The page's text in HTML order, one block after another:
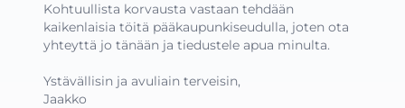
Kohtuullista korvausta vastaan tehdään
kaikenlaisia töitä pääkaupunkiseudulla, joten ota
yhteyttä jo tänään ja tiedustele apua minulta.
Ystävällisin ja avuliain terveisin,
Jaakko